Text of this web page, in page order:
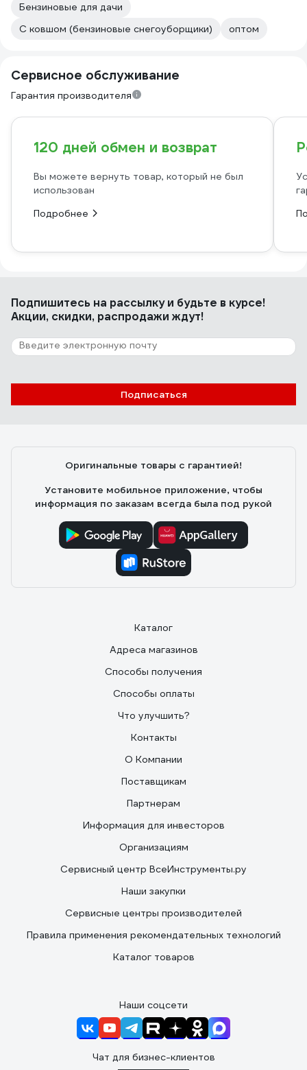
Бензиновые для дачи
С ковшом (бензиновые снегоуборщики)
оптом
Сервисное обслуживание
Гарантия производителя
120 дней обмен и возврат
Вы можете вернуть товар, который не был
использован
Подробнее
Подпишитесь на рассылкуи будьте в курсе!
Акции, скидки, распродажи ждут!
Подписаться
Оригинальные товары с гарантией!
Установите мобильное приложение, чтобы
информация по заказам всегда была под рукой
Каталог
Адреса магазинов
Способы получения
Способы оплаты
Что улучшить?
Контакты
О Компании
Поставщикам
Партнерам
Информация для инвесторов
Организациям
Сервисный центр ВсеИнструменты.ру
Наши закупки
Сервисные центры производителей
Правила применения рекомендательных технологий
Каталог товаров
Наши соцсети
Чат для бизнес-клиентов